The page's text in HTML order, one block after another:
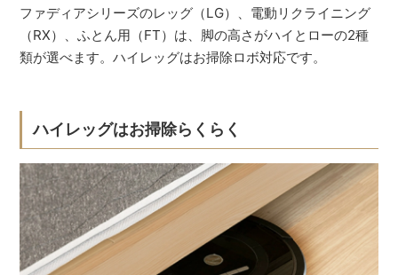
ファディアシリーズのレッグ（LG）、電動リクライニング
（RX）、ふとん用（FT）は、脚の高さがハイとローの2種
類が選べます。ハイレッグはお掃除ロボ対応です。
ハイレッグはお掃除らくらく